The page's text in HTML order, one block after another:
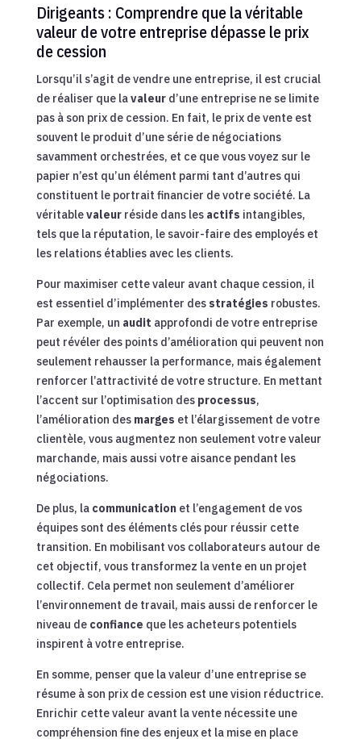
Dirigeants : Comprendre que la véritable
valeur de votre entreprise dépasse le prix
de cession
Lorsqu’il s’agit de vendre une entreprise, il est crucial
de réaliser que lavaleurd’une entreprise ne se limite
pas à son prix de cession. En fait, le prix de vente est
souvent le produit d’une série de négociations
savamment orchestrées, et ce que vous voyez sur le
papier n’est qu’un élément parmi tant d’autres qui
constituent le portrait financier de votre société. La
véritablevaleurréside dans les actifs intangibles,
tels que la réputation, le savoir-faire des employés et
les relations établies avec les clients.
Pour maximiser cette valeur avant chaque cession, il
est essentiel d’implémenter des stratégies robustes.
Par exemple, un audit approfondi de votre entreprise
peut révéler des points d’amélioration qui peuvent non
seulement rehausser la performance, mais également
renforcer l’attractivité de votre structure. En mettant
l’accent sur l’optimisation des processus,
l’amélioration des marges et l’élargissement de votre
clientèle, vous augmentez non seulement votre valeur
marchande, mais aussi votre aisance pendant les
négociations.
De plus, la communicationet l’engagement de vos
équipes sont des éléments clés pour réussir cette
transition. En mobilisant vos collaborateurs autour de
cet objectif, vous transformez la vente en un projet
collectif. Cela permet non seulement d’améliorer
l’environnement de travail, mais aussi de renforcer le
niveau de confiance que les acheteurs potentiels
inspirent à votre entreprise.
En somme, penser que la valeur d’une entreprise se
résume à son prix de cession est une vision réductrice.
Enrichir cette valeur avant la vente nécessite une
compréhension fine des enjeux et la mise en place